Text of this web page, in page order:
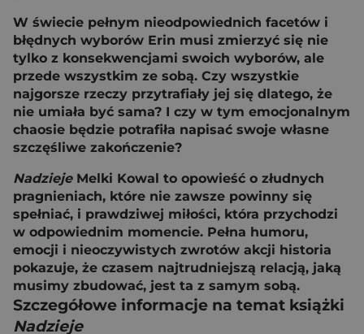
W świecie pełnym nieodpowiednich facetów i
błędnych wyborów Erin musi zmierzyć się nie
tylko z konsekwencjami swoich wyborów, ale
przede wszystkim ze sobą. Czy wszystkie
najgorsze rzeczy przytrafiały jej się dlatego, że
nie umiała być sama? I czy w tym emocjonalnym
chaosie będzie potrafiła napisać swoje własne
szczęśliwe zakończenie?
NadziejeMelki Kowal to opowieść o złudnych
pragnieniach, które nie zawsze powinny się
spełniać, i prawdziwej miłości, która przychodzi
w odpowiednim momencie. Pełna humoru,
emocji i nieoczywistych zwrotów akcji historia
pokazuje, że czasem najtrudniejszą relacją, jaką
musimy zbudować, jest ta z samym sobą.
Szczegółowe informacje na temat książki
Nadzieje